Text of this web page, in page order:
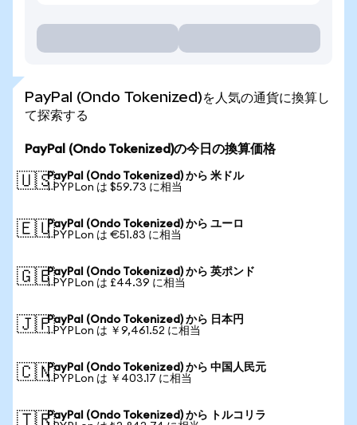
PayPal (Ondo Tokenized)を人気の通貨に換算し
て探索する
PayPal (Ondo Tokenized)の今日の換算価格
🇺🇸PayPal (Ondo Tokenized) から 米ドル
1 PYPLon は $59.73 に相当
🇪🇺PayPal (Ondo Tokenized) から ユーロ
1 PYPLon は €51.83 に相当
🇬🇧PayPal (Ondo Tokenized) から 英ポンド
1 PYPLon は £44.39 に相当
🇯🇵PayPal (Ondo Tokenized) から 日本円
1 PYPLon は ￥9,461.52 に相当
🇨🇳PayPal (Ondo Tokenized) から 中国人民元
1 PYPLon は ￥403.17 に相当
🇹🇷PayPal (Ondo Tokenized) から トルコリラ